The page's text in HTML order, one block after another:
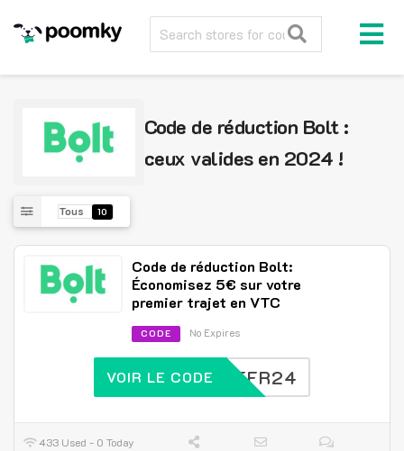
Code de réduction Bolt :
ceux valides en 2024 !
Tous 10
Code de réduction Bolt:
Économisez 5€ sur votre
premier trajet en VTC
CODE No Expires
BOLTFR24
VOIR LE CODE
433 Used - 0 Today